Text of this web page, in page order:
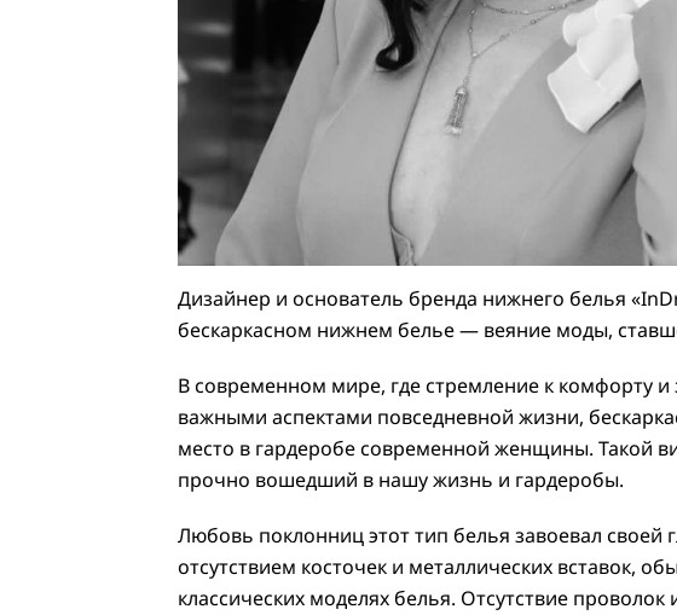
Дизайнер и основатель бренда нижнего белья
бескаркасном нижнем белье — веяние моды,
В современном мире, где стремление к комфорту и
важными аспектами повседневной жизни,
место в гардеробе современной женщины. Такой
прочно вошедший в нашу жизнь и гардеробы.
Любовь поклонниц этот тип белья завоевал своей
отсутствием косточек и металлических вставок,
классических моделях белья. Отсутствие